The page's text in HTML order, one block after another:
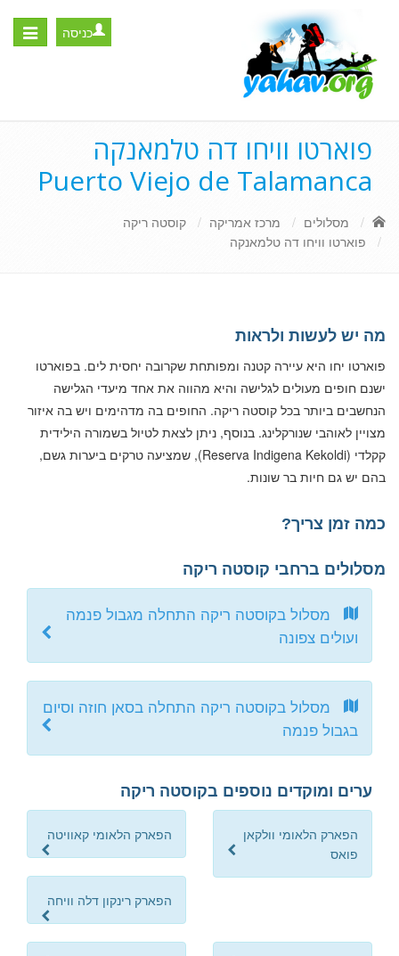
Toggle
כניסה
פוארטו וויחו דה טלמאנקה
Puerto Viejo de Talamanca
מסלולים מרכז אמריקה
קוסטה ריקה
פוארטו וויחו דה טלמאנקה
מה יש לעשות ולראות
פוארטו יחו היא עיירה קטנה ומפותחת שקרובה יחסית לים. בפוארטו
ישנם חופים מעולים לגלישה והיא מהווה את אחד מיעדי הגלישה
הנחשבים ביותר בכל קוסטה ריקה. החופים בה מדהימים ויש בה איזור
מצויין לאוהבי שנורקלינג. בנוסף, ניתן לצאת לטיול בשמורה הילידית
קקלדי (Reserva Indigena Kekoldi), שמציעה טרקים ביערות גשם,
בהם יש גם חיות בר שונות.
כמה זמן צריך?
מסלולים ברחבי קוסטה ריקה
מסלול בקוסטה ריקה התחלה מגבול פנמה
ועולים צפונה
מסלול בקוסטה ריקה התחלה בסאן חוזה וסיום
בגבול פנמה
ערים ומוקדים נוספים בקוסטה ריקה
הפארק הלאומי וולקאן
פואס
הפארק הלאומי קאוויטה
הפארק רינקון דלה וויחה